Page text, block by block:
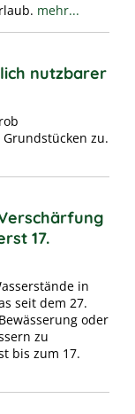
mehr...
nutzbarer
zu.
17.
in
seit dem 27.
oder
zu
bis zum 17.